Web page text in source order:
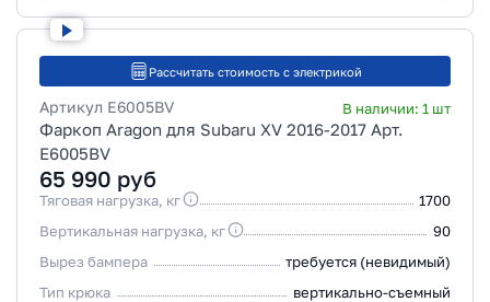
Рассчитать стоимость с электрикой
Артикул E6005BV В наличии: 1 шт
Фаркоп Aragon для Subaru XV 2016-2017 Арт.
E6005BV
65 990 руб
Тяговая нагрузка, кг
1700
Вертикальная нагрузка, кг
90
Вырез бампера
требуется (невидимый)
Тип крюка
вертикально-съемный